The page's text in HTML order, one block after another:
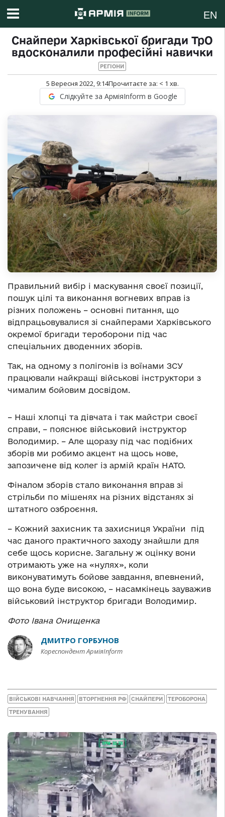
EN
Снайпери Харківської бригади ТрО
вдосконалили професійні навички
РЕГІОНИ
5 Вересня 2022, 9:14Прочитаєте за: < 1 хв.
Слідкуйте за АрміяInform в Google
Правильний вибір і маскування своєї позиції,
пошук цілі та виконання вогневих вправ із
різних положень – основні питання, що
відпрацьовувалися зі снайперами Харківського
окремої бригади тероборони під час
спеціальних дводенних зборів.
Так, на одному з полігонів із воїнами ЗСУ
працювали найкращі військові інструктори з
чималим бойовим досвідом.
– Наші хлопці та дівчата і так майстри своєї
справи, – пояснює військовий інструктор
Володимир. – Але щоразу під час подібних
зборів ми робимо акцент на щось нове,
запозичене від колег із армій країн НАТО.
Фіналом зборів стало виконання вправ зі
стрільби по мішенях на різних відстанях зі
штатного озброєння.
– Кожний захисник та захисниця України під
час даного практичного заходу знайшли для
себе щось корисне. Загальну ж оцінку вони
отримають уже на «нулях», коли
виконуватимуть бойове завдання, впевнений,
що вона буде високою, – насамкінець зауважив
військовий інструктор бригади Володимир.
Фото Івана Онищенка
ДМИТРО ГОРБУНОВ
Кореспондент АрміяInform
ВІЙСЬКОВІ НАВЧАННЯ ВТОРГНЕННЯ РФ СНАЙПЕРИ ТЕРОБОРОНА
ТРЕНУВАННЯ